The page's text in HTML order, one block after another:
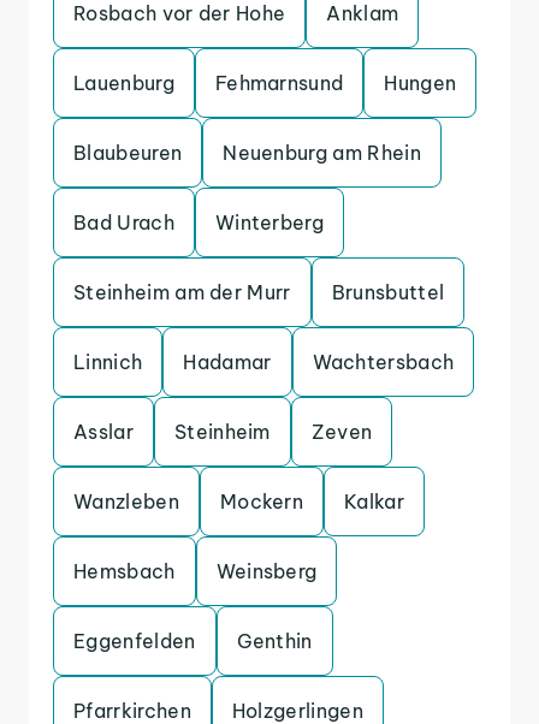
Rosbach vor der Hohe Anklam
Lauenburg Fehmarnsund Hungen
Blaubeuren Neuenburg am Rhein
Bad Urach Winterberg
Steinheim am der Murr Brunsbuttel
Linnich Hadamar Wachtersbach
Asslar Steinheim Zeven
Wanzleben Mockern Kalkar
Hemsbach Weinsberg
Eggenfelden Genthin
Pfarrkirchen Holzgerlingen